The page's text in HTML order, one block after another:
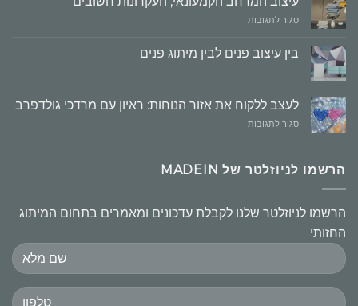
סגור לתגובותעל
הקמעונאי,
בין עיצוב פנים לבין מיתוג פנים
לעצב ללקוח את אזור הנוחות: ראיון עם מרדכי גולדפרב
סגור לתגובותעל
את
אזור
ראיון
עם
גולדפרב
הרשמו לניוזלטר של MADEIN
הרשמו לניוזלטר שלנו לקבלת עדכונים ומאמרים בתחום המיתוג
החזותי